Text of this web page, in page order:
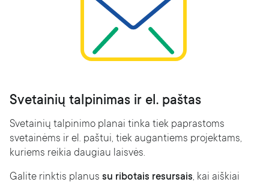
Svetainių talpinimas ir el. paštas
Svetainių talpinimo planai tinka tiek paprastoms
svetainėms ir el. paštui, tiek augantiems projektams,
kuriems reikia daugiau laisvės.
Galite rinktis planus su ribotais resursais, kai aiškiai